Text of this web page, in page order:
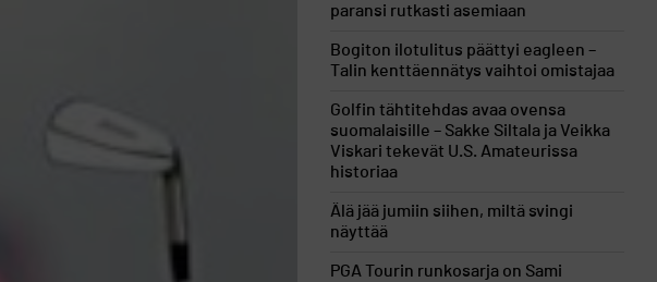
paransi rutkasti asemiaan
Bogiton ilotulitus päättyi eagleen –
Talin kenttäennätys vaihtoi omistajaa
Golfin tähtitehdas avaa ovensa
suomalaisille – Sakke Siltala ja Veikka
Viskari tekevät U.S. Amateurissa
historiaa
Älä jää jumiin siihen, miltä svingi
näyttää
PGA Tourin runkosarja on Sami